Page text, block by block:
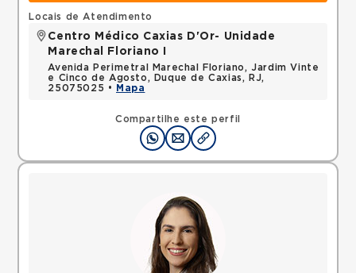
Compartilhe este perfil
Locais de Atendimento
Centro Médico Caxias D'Or- Unidade
Marechal Floriano I
Avenida Perimetral Marechal Floriano, Jardim Vinte
e Cinco de Agosto, Duque de Caxias, RJ,
25075025 •
Mapa